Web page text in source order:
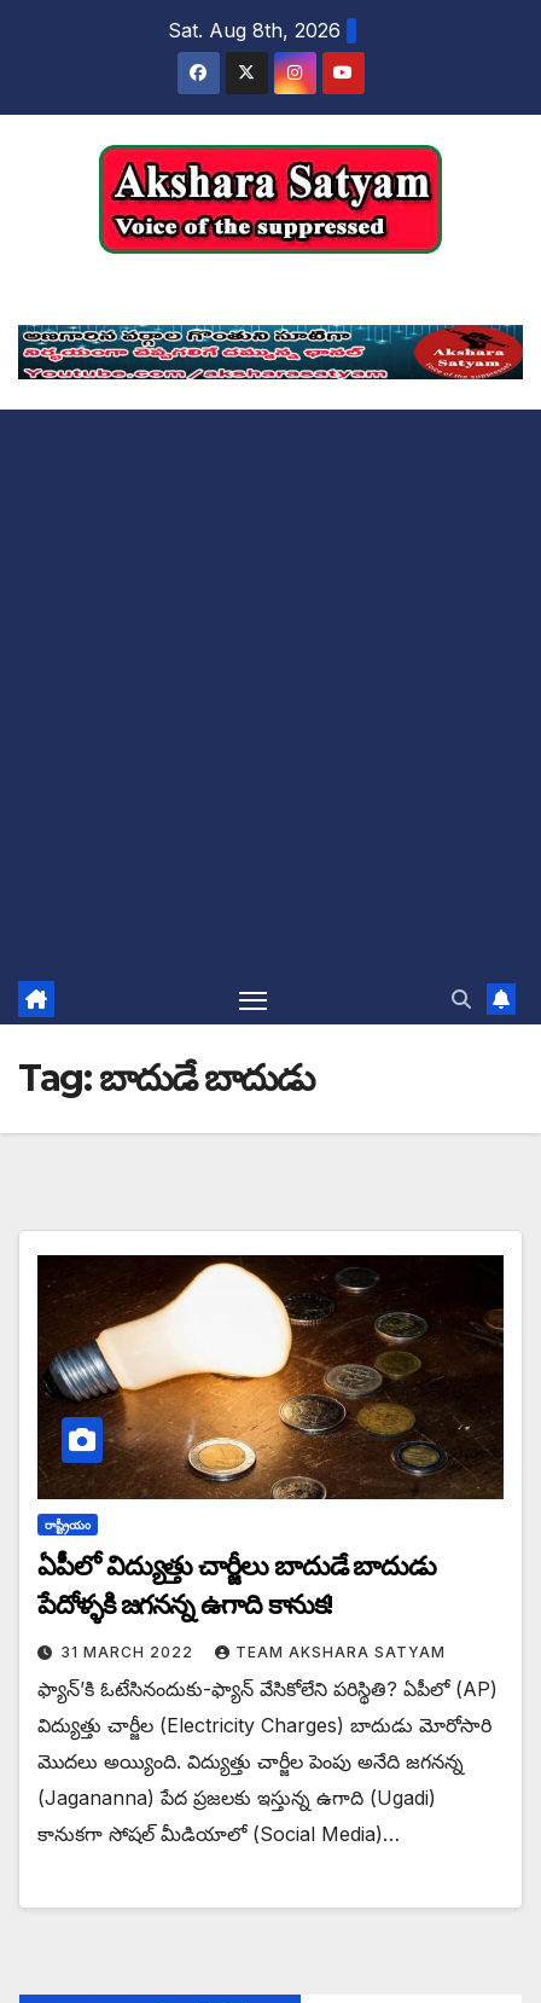
Sat. Aug 8th, 2026
Tag:బాదుడే బాదుడు
రాష్ట్రీయం
ఏపీలో విద్యుత్తు చార్జీలు బాదుడే బాదుడు
పేదోళ్ళకి జగనన్న ఉగాది కానుక!
31 MARCH 2022 TEAM AKSHARA SATYAM
ఫ్యాన్’కి ఓటేసినందుకు-ఫ్యాన్ వేసికోలేని పరిస్థితి? ఏపీలో (AP)
విద్యుత్తు చార్జీల (Electricity Charges) బాదుడు మోరోసారి
మొదలు అయ్యింది. విద్యుత్తు చార్జీల పెంపు అనేది జగనన్న
(Jagananna) పేద ప్రజలకు ఇస్తున్న ఉగాది (Ugadi)
కానుకగా సోషల్ మీడియాలో (Social Media)…